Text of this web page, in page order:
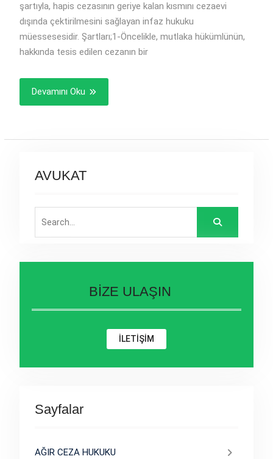
şartıyla, hapis cezasının geriye kalan kısmını cezaevi
dışında çektirilmesini sağlayan infaz hukuku
müessesesidir. Şartları;1-Öncelikle, mutlaka hükümlünün,
hakkında tesis edilen cezanın bir
Devamını Oku
AVUKAT
BİZE ULAŞIN
İLETİŞİM
Sayfalar
AĞIR CEZA HUKUKU